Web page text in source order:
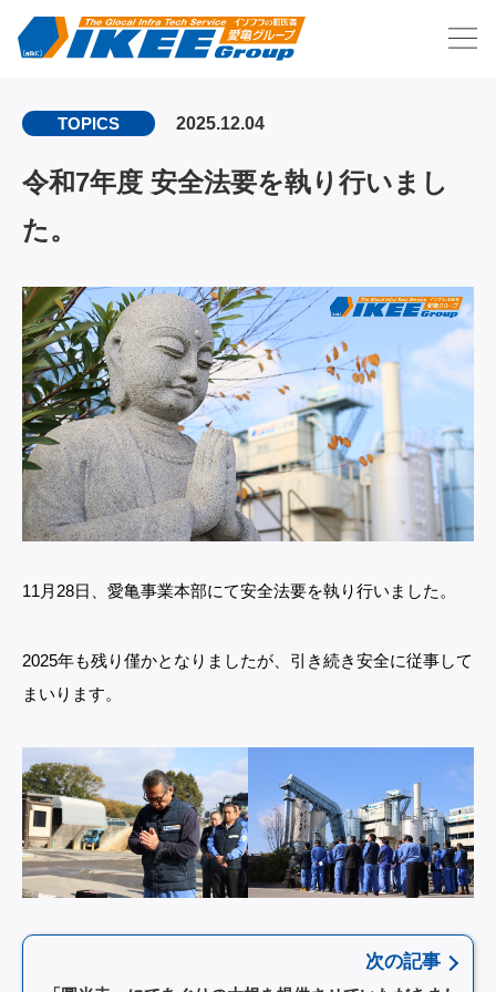
TOPICS 2025.12.04
令和7年度 安全法要を執り行いまし
た。
11月28日、愛亀事業本部にて安全法要を執り行いました。
2025年も残り僅かとなりましたが、引き続き安全に従事して
まいります。
次の記事